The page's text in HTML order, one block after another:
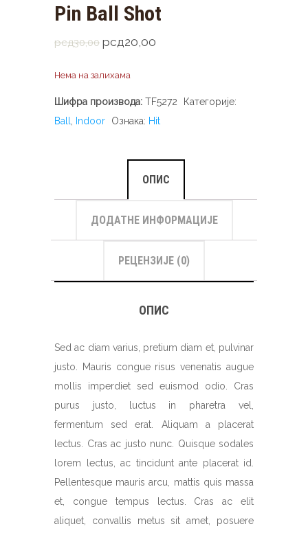
Pin Ball Shot
рсд30,00 Оригинална
је
била:
рсд30,00.
рсд20,00
рсд20,00.
Нема на залихама
Шифра производа: TF5272
Категорије:
Ball
Indoor Ознака: Hit
ОПИС
ДОДАТНЕ ИНФОРМАЦИЈЕ
РЕЦЕНЗИЈЕ (0)
ОПИС
Sed ac diam varius, pretium diam et, pulvinar
justo. Mauris congue risus venenatis augue
mollis imperdiet sed euismod odio. Cras
purus justo, luctus in pharetra vel,
fermentum sed erat. Aliquam a placerat
lectus. Cras ac justo nunc. Quisque sodales
lorem lectus, ac tincidunt ante placerat id.
Pellentesque mauris arcu, mattis quis massa
et, congue tempus lectus. Cras ac elit
aliquet, convallis metus sit amet, posuere